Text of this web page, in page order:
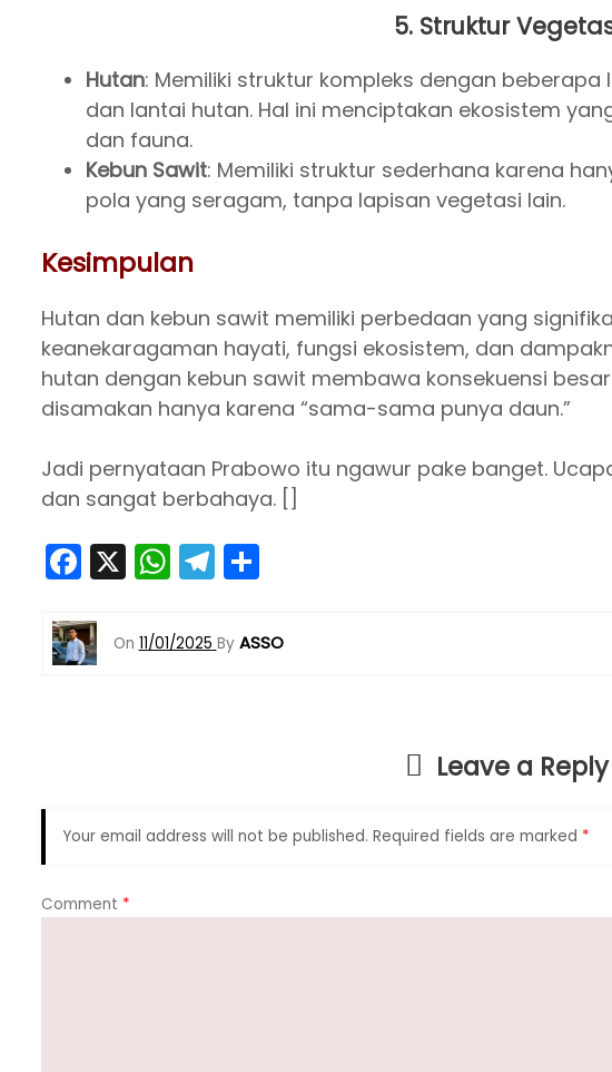
5. Struktur
Hutan: Memiliki struktur kompleks dengan
dan lantai hutan. Hal ini menciptakan ekosistem
dan fauna.
Kebun Sawit: Memiliki struktur sederhana karena
pola yang seragam, tanpa lapisan vegetasi lain.
Kesimpulan
Hutan dan kebun sawit memiliki perbedaan yang
keanekaragaman hayati, fungsi ekosistem, dan
hutan dengan kebun sawit membawa konsekuensi
disamakan hanya karena “sama-sama punya daun.”
Jadi pernyataan Prabowo itu ngawur pake banget.
dan sangat berbahaya. []
F
a
c
e
X W
h
a
ts
T
el
e
gr
ar
On 11/01/2025 By ASSO
Leave a Reply
Your email address will not be published. Required fields are marked *
Comment *